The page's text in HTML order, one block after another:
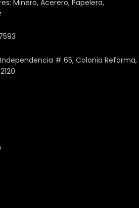
y
su
axiales en un sentido.
Minero, Acerero, Papelera,
# 65, Colonia Reforma,